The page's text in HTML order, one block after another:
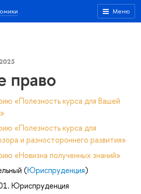
Меню
право
«Полезность курса для Вашей
«Полезность курса для
и разностороннего развития»
«Новизна полученных знаний»
(Юриспруденция)
Юриспруденция